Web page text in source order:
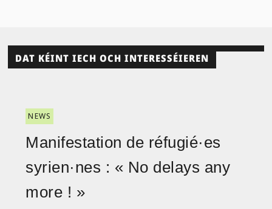
DAT KÉINT IECH OCH INTERESSÉIEREN
NEWS
Manifestation de réfugié·es
syrien·nes : « No delays any
more ! »